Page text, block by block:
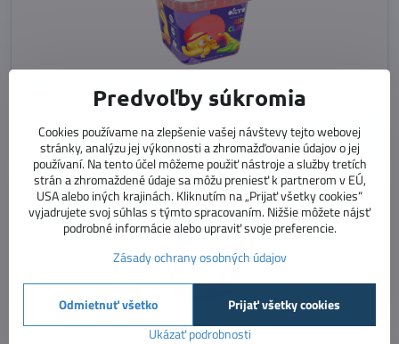
červená modelovacia hmota
Momentálne vypredané
9,90 € Zobraziť
Predvoľby súkromia
Cookies používame na zlepšenie vašej návštevy tejto webovej
stránky, analýzu jej výkonnosti a zhromažďovanie údajov o jej
používaní. Na tento účel môžeme použiť nástroje a služby tretích
strán a zhromaždené údaje sa môžu preniesť k partnerom v EÚ,
USA alebo iných krajinách. Kliknutím na „Prijať všetky cookies“
vyjadrujete svoj súhlas s týmto spracovaním. Nižšie môžete nájsť
podrobné informácie alebo upraviť svoje preferencie.
Zásady ochrany osobných údajov
Ukázať podrobnosti
Prijať všetky cookies
Odmietnuť všetko